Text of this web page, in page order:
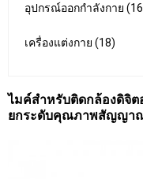
อุปกรณ์ออกกำลังกาย
เครื่องแต่งกาย (18)
ไมค์สำหรับติดกล้องดิจิต
ยกระดับคุณภาพสัญญาณ